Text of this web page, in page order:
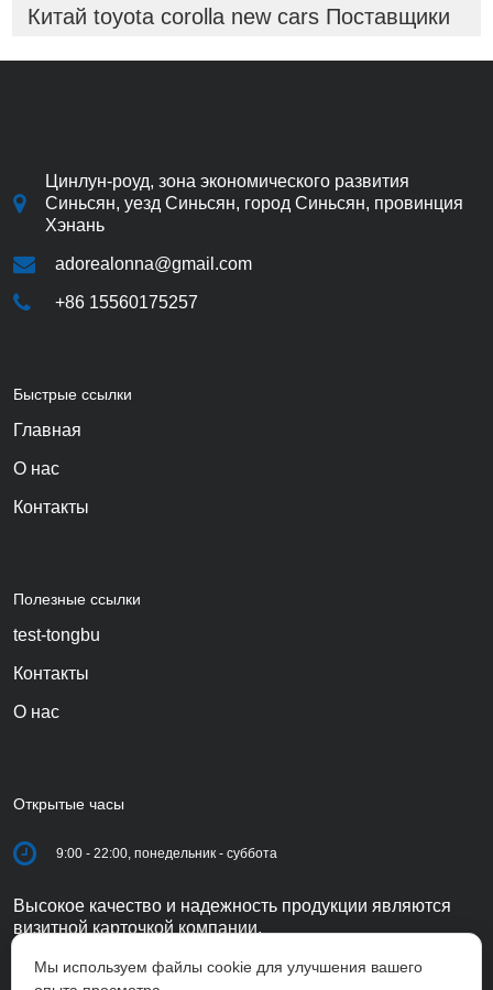
Китай toyota corolla new cars Поставщики
Цинлун-роуд, зона экономического развития
Синьсян, уезд Синьсян, город Синьсян, провинция
Хэнань
adorealonna@gmail.com
+86 15560175257
Быстрые ссылки
Главная
О нас
Контакты
Полезные ссылки
test-tongbu
Контакты
О нас
Открытые часы
9:00 - 22:00, понедельник - суббота
Высокое качество и надежность продукции являются
визитной карточкой компании.
Мы используем файлы cookie для улучшения вашего